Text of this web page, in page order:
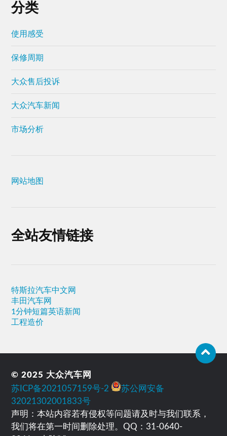
分类
使用感受
保修周期
大众售后投诉
大众汽车新闻
市场分析
网站地图
全站友情链接
特斯拉汽车中文网
丰田汽车网
1分钟短篇英语新闻
工程造价
© 2025 大众汽车网
苏ICP备2021057159号-2
苏公网安备
32021302001833号
声明：本站内容若有侵权等问题请及时与我们联系，
我们将在第一时间删除处理。QQ：31-0640-